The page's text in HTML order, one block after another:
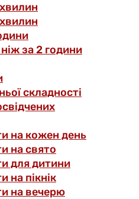
за 2 години
складності
на кожен день
на свято
для дитини
на пікнік
на вечерю